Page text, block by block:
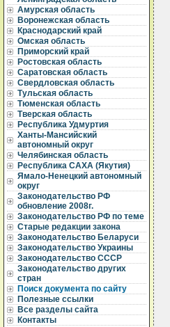
Амурская область
Воронежская область
Краснодарский край
Омская область
Приморский край
Ростовская область
Саратовская область
Свердловская область
Тульская область
Тюменская область
Тверская область
Республика Удмуртия
Ханты-Мансийский
автономный округ
Челябинская область
Республика САХА (Якутия)
Ямало-Ненецкий автономный
округ
Законодательство РФ
обновление 2008г.
Законодательство РФ по теме
Старые редакции закона
Законодательство Беларуси
Законодательство Украины
Законодательство СССР
Законодательство других
стран
Поиск документа по сайту
Полезные ссылки
Все разделы сайта
Контакты